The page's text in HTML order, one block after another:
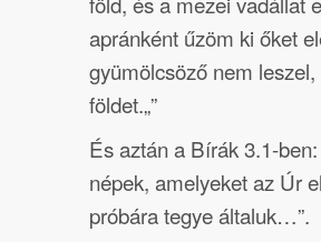
apránként űzöm ki őket
gyümölcsöző nem
földet.„”
És aztán a Bírák 3.1-
népek, amelyeket az Úr
próbára tegye általuk…”.